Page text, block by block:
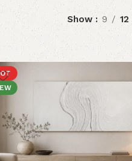
Show 9 12